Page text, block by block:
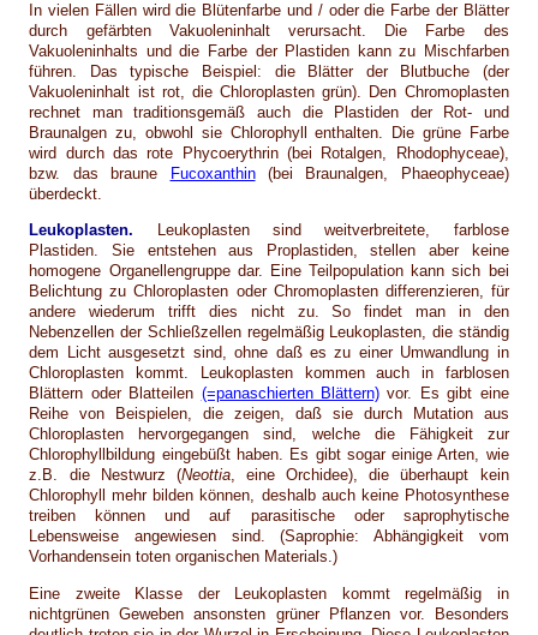
In vielen Fällen wird die Blütenfarbe und / oder die Farbe der Blätter
durch gefärbten Vakuoleninhalt verursacht. Die Farbe des
Vakuoleninhalts und die Farbe der Plastiden kann zu Mischfarben
führen. Das typische Beispiel: die Blätter der Blutbuche (der
Vakuoleninhalt ist rot, die Chloroplasten grün). Den Chromoplasten
rechnet man traditionsgemäß auch die Plastiden der Rot- und
Braunalgen zu, obwohl sie Chlorophyll enthalten. Die grüne Farbe
wird durch das rote Phycoerythrin (bei Rotalgen, Rhodophyceae),
bzw. das braune
Fucoxanthin(bei Braunalgen, Phaeophyceae)
überdeckt.
Leukoplasten. Leukoplasten sind weitverbreitete, farblose
Plastiden. Sie entstehen aus Proplastiden, stellen aber keine
homogene Organellengruppe dar. Eine Teilpopulation kann sich bei
Belichtung zu Chloroplasten oder Chromoplasten differenzieren, für
andere wiederum trifft dies nicht zu. So findet man in den
Nebenzellen der Schließzellen regelmäßig Leukoplasten, die ständig
dem Licht ausgesetzt sind, ohne daß es zu einer Umwandlung in
Chloroplasten kommt. Leukoplasten kommen auch in farblosen
Blättern oder Blatteilen (=panaschierten Blättern) vor. Es gibt eine
Reihe von Beispielen, die zeigen, daß sie durch Mutation aus
Chloroplasten hervorgegangen sind, welche die Fähigkeit zur
Chlorophyllbildung eingebüßt haben. Es gibt sogar einige Arten, wie
z.B. die Nestwurz (Neottia, eine Orchidee), die überhaupt kein
Chlorophyll mehr bilden können, deshalb auch keine Photosynthese
treiben können und auf parasitische oder saprophytische
Lebensweise angewiesen sind. (Saprophie: Abhängigkeit vom
Vorhandensein toten organischen Materials.)
Eine zweite Klasse der Leukoplasten kommt regelmäßig in
nichtgrünen Geweben ansonsten grüner Pflanzen vor. Besonders